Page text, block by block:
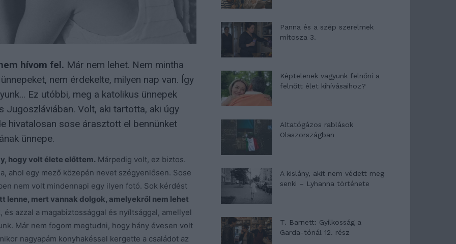
hívom fel. Már nem lehet. Nem mintha
nem érdekelte, milyen nap van. Így
Ez utóbbi, meg a katolikus ünnepek
Jugoszláviában. Volt, aki tartotta, aki úgy
hivatalosan sose árasztott el bennünket
ünnepe.
hogy volt élete előttem. Márpedig volt, ez biztos.
ahol egy mező közepén nevet szégyenlősen. Sose
nem volt mindennapi egy ilyen fotó. Sok kérdést
lenne, mert vannak dolgok, amelyekről nem lehet
azzal a magabiztossággal és nyíltsággal, amellyel
Már nem fogom megtudni, hogy hány évesen volt
nagyapám konyhakéssel kergette a családot az
Panna és a szép szerelmek
mítosza 3.
Képtelenek vagyunk felnőni a
felnőtt élet kihívásaihoz?
Altatógázos rablások
Olaszországban
A kislány, akit nem védett meg
senki – Lyhanna története
T. Barnett: Gyilkosság a
Garda-tónál 12. rész